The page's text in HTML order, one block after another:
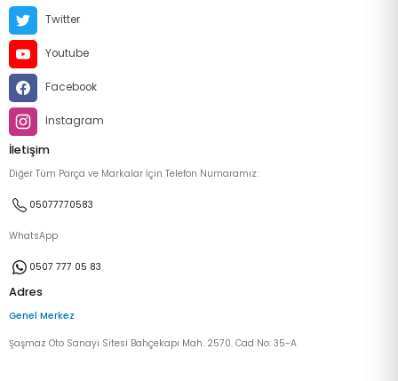
Twitter
Youtube
Facebook
Instagram
İletişim
Diğer Tüm Parça ve Markalar İçin Telefon Numaramız:
05077770583
WhatsApp
0507 777 05 83
Adres
Genel Merkez
Şaşmaz Oto Sanayi Sitesi Bahçekapı Mah. 2570. Cad No: 35-A